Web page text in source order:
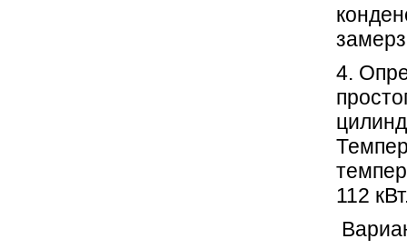
4.
112